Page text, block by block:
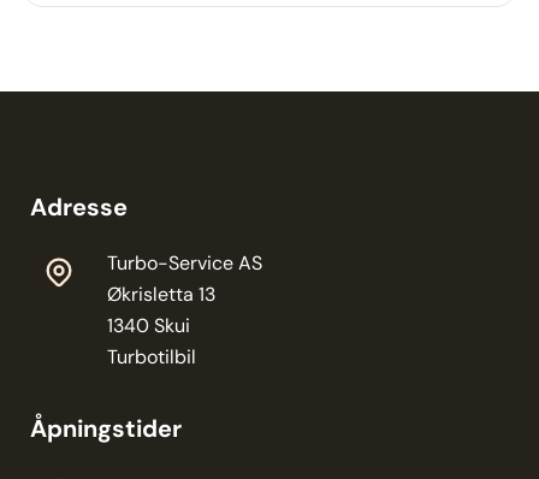
Adresse
Turbo-Service AS
Økrisletta 13
1340 Skui
Turbotilbil
Åpningstider